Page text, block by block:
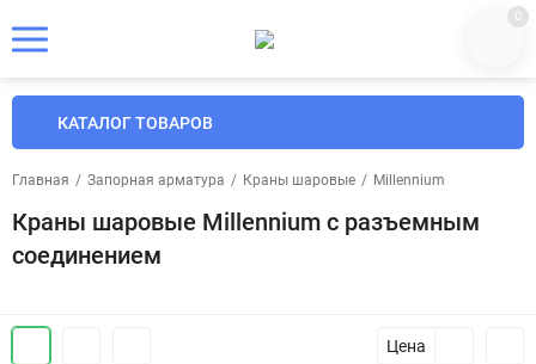
0
КАТАЛОГ ТОВАРОВ
Главная / Запорная арматура / Краны шаровые / Millennium
Краны шаровые Millennium с разъемным
соединением
Цена